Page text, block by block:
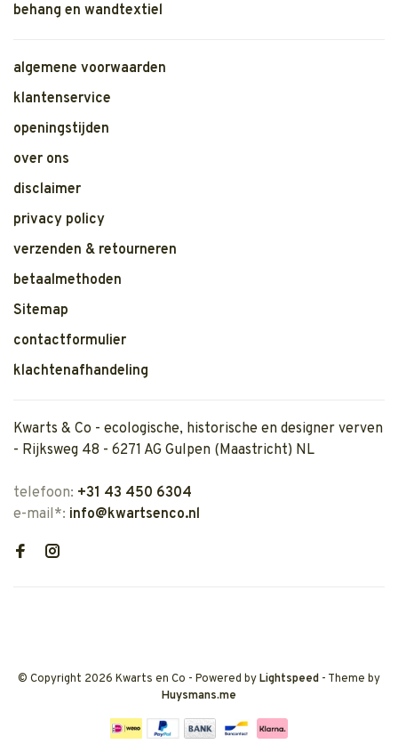
behang en wandtextiel
algemene voorwaarden
klantenservice
openingstijden
over ons
disclaimer
privacy policy
verzenden & retourneren
betaalmethoden
Sitemap
contactformulier
klachtenafhandeling
Kwarts & Co - ecologische, historische en designer verven
- Rijksweg 48 - 6271 AG Gulpen (Maastricht) NL
telefoon: +31 43 450 6304
e-mail*: info@kwartsenco.nl
© Copyright 2026 Kwarts en Co - Powered byLightspeed - Theme by
Huysmans.me